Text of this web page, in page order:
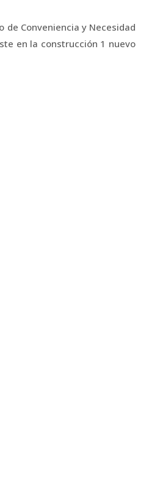
de Conveniencia y Necesidad
en la construcción 1 nuevo